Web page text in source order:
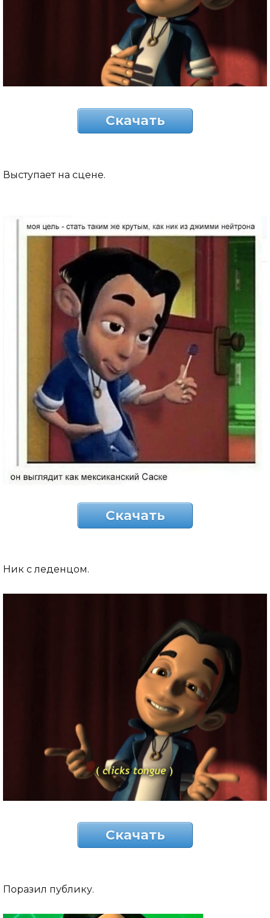
Скачать
Выступает на сцене.
Скачать
Ник с леденцом.
Скачать
Поразил публику.